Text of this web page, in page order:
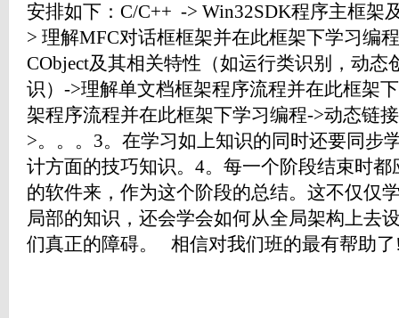
安排如下：C/C++ -> Win32SDK程序主框架
> 理解MFC对话框框架并在此框架下学习编
CObject及其相关特性（如运行类识别，动态
识）->理解单文档框架程序流程并在此框架
架程序流程并在此框架下学习编程->动态链
>。。。3。在学习如上知识的同时还要同步
计方面的技巧知识。4。每一个阶段结束时
的软件来，作为这个阶段的总结。这不仅仅
局部的知识，还会学会如何从全局架构上去
们真正的障碍。 相信对我们班的最有帮助